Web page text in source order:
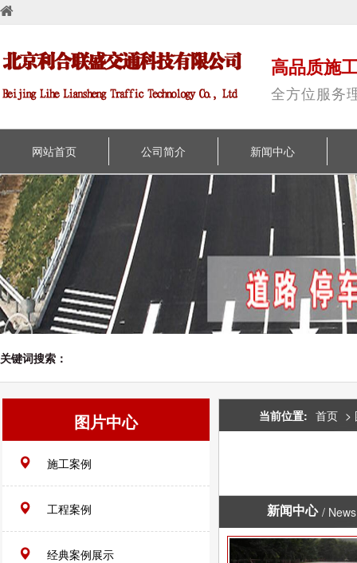
高品质施
全方位服务
网站首页 公司简介 新闻中心
关键词搜索：
图片中心
施工案例
工程案例
经典案例展示
当前位置: 首页 >
新闻中心 /